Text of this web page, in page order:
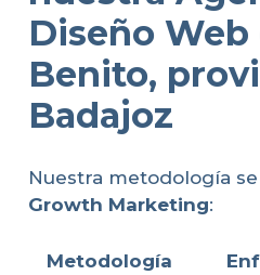
Diseño Web
Benito,
Badajoz
Nuestra metodología
Growth Marketing:
Metodología